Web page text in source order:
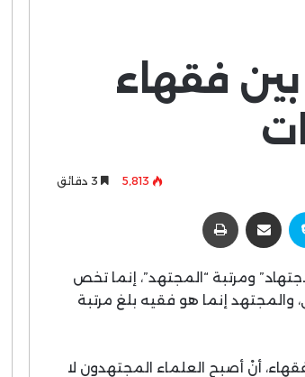
بين فقهاء
5٬813
سكايب مشاركة عبر البريد
ومرتبة “المجتهد”، إنما تخص
والمجتهد إنما هو فقيه بلغ مرتبة
أنْ أصبح العلماء المجتهدون لا